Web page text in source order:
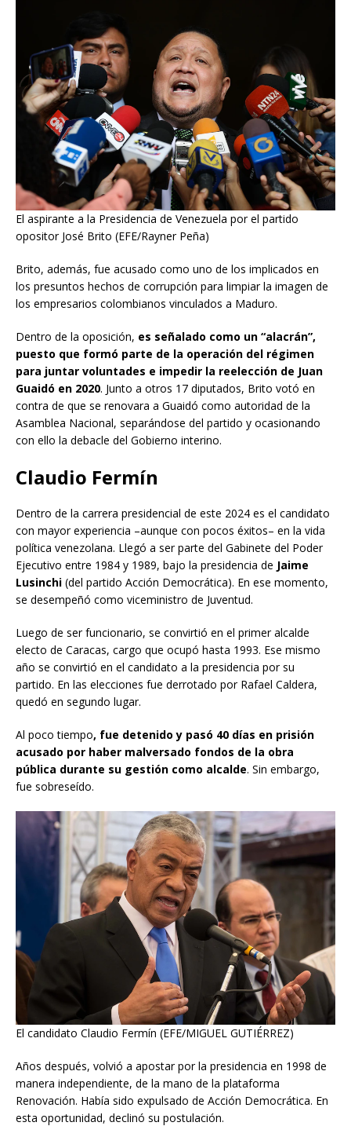
El aspirante a la Presidencia de Venezuela por el partido
opositor José Brito (EFE/Rayner Peña)
Brito, además, fue acusado como uno de los implicados en
los presuntos hechos de corrupción para limpiar la imagen de
los empresarios colombianos vinculados a Maduro.
Dentro de la oposición, es señalado como un “alacrán”,
puesto que formó parte de la operación del régimen
para juntar voluntades e impedir la reelección de Juan
Guaidó en 2020. Junto a otros 17 diputados, Brito votó en
contra de que se renovara a Guaidó como autoridad de la
Asamblea Nacional, separándose del partido y ocasionando
con ello la debacle del Gobierno interino.
Claudio Fermín
Dentro de la carrera presidencial de este 2024 es el candidato
con mayor experiencia –aunque con pocos éxitos– en la vida
política venezolana. Llegó a ser parte del Gabinete del Poder
Ejecutivo entre 1984 y 1989, bajo la presidencia de Jaime
Lusinchi (del partido Acción Democrática). En ese momento,
se desempeñó como viceministro de Juventud.
Luego de ser funcionario, se convirtió en el primer alcalde
electo de Caracas, cargo que ocupó hasta 1993. Ese mismo
año se convirtió en el candidato a la presidencia por su
partido. En las elecciones fue derrotado por Rafael Caldera,
quedó en segundo lugar.
Al poco tiempo, fue detenido y pasó 40 días en prisión
acusado por haber malversado fondos de la obra
pública durante su gestión como alcalde. Sin embargo,
fue sobreseído.
El candidato Claudio Fermín (EFE/MIGUEL GUTIÉRREZ)
Años después, volvió a apostar por la presidencia en 1998 de
manera independiente, de la mano de la plataforma
Renovación. Había sido expulsado de Acción Democrática. En
esta oportunidad, declinó su postulación.